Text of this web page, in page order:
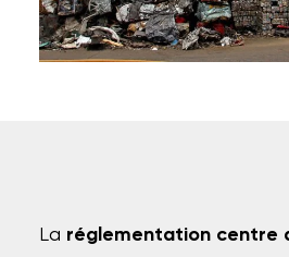
La réglementation centre